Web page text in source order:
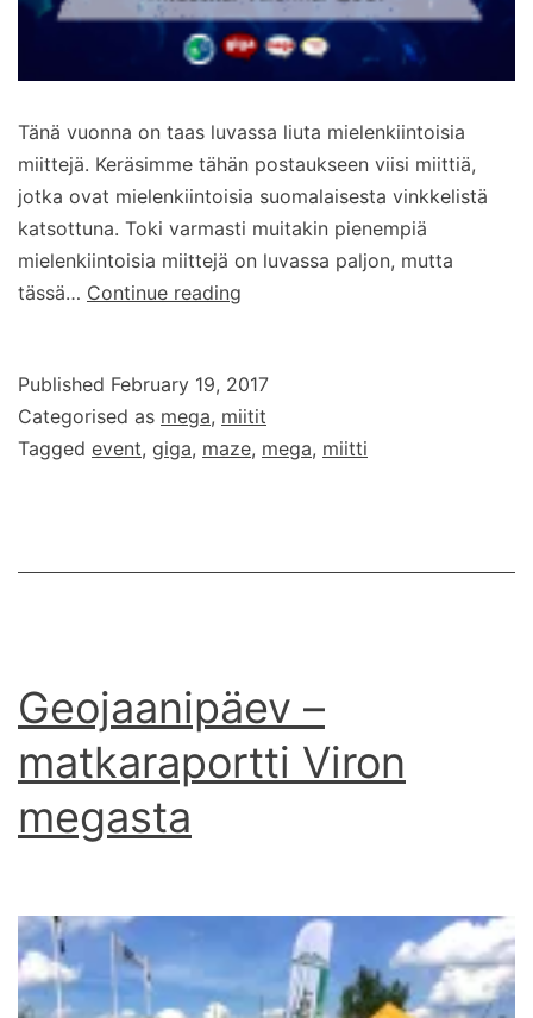
Tänä vuonna on taas luvassa liuta mielenkiintoisia
miittejä. Keräsimme tähän postaukseen viisi miittiä,
jotka ovat mielenkiintoisia suomalaisesta vinkkelistä
katsottuna. Toki varmasti muitakin pienempiä
mielenkiintoisia miittejä on luvassa paljon, mutta
tässä… Continue reading
et
halua
missata
Published February 19, 2017
Categorised as mega, miitit
Tagged event, giga, maze, mega, miitti
Geojaanipäev –
matkaraportti Viron
megasta